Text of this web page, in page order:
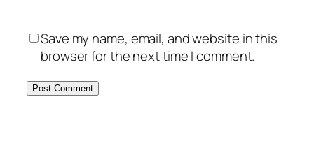
Save my name, email, and website in this
browser for the next time I comment.